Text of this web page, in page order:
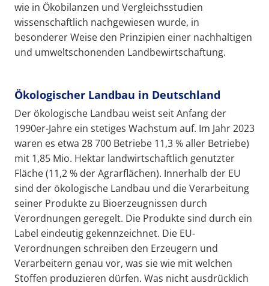
wie in Ökobilanzen und Vergleichsstudien
wissenschaftlich nachgewiesen wurde, in
besonderer Weise den Prinzipien einer nachhaltigen
und umweltschonenden Landbewirtschaftung.
Ökologischer Landbau in Deutschland
Der ökologische Landbau weist seit Anfang der
1990er-Jahre ein stetiges Wachstum auf. Im Jahr 2023
waren es etwa 28 700 Betriebe 11,3 % aller Betriebe)
mit 1,85 Mio. Hektar landwirtschaftlich genutzter
Fläche (11,2 % der Agrarflächen). Innerhalb der EU
sind der ökologische Landbau und die Verarbeitung
seiner Produkte zu Bioerzeugnissen durch
Verordnungen geregelt. Die Produkte sind durch ein
Label eindeutig gekennzeichnet. Die EU-
Verordnungen schreiben den Erzeugern und
Verarbeitern genau vor, was sie wie mit welchen
Stoffen produzieren dürfen. Was nicht ausdrücklich